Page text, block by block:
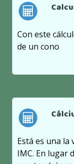
Con este
de un cono
Está es una la
IMC. En lugar